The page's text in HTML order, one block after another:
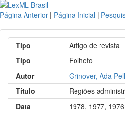
Página Anterior | Página Inicial |
Tipo
Artigo de revista
Tipo
Folheto
Autor
Grinover, Ada
Título
Regiões
Data
1978, 1977, 1976